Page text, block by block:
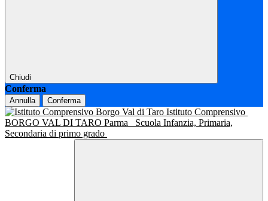
Chiudi
Conferma
Annulla Conferma
Istituto Comprensivo
BORGO VAL DI TARO Parma
Scuola Infanzia, Primaria,
Secondaria di primo grado